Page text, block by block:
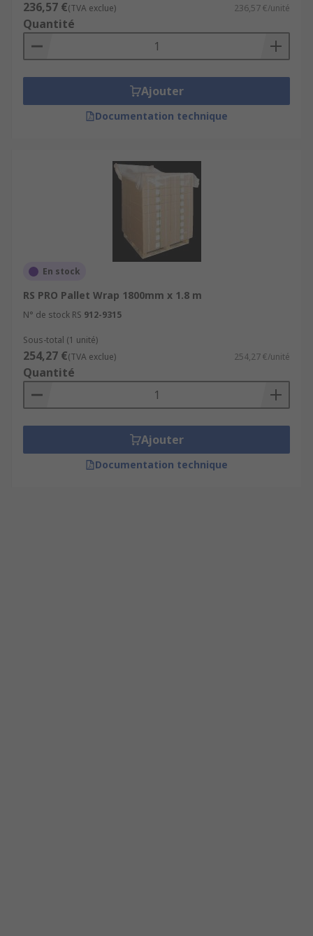
236,57 €(TVA exclue) 236,57 €/unité
Quantité
Ajouter
Documentation technique
En stock
RS PRO Pallet Wrap 1800mm x 1.8 m
N° de stock RS 912-9315
Sous-total (1 unité)
254,27 €(TVA exclue) 254,27 €/unité
Quantité
Ajouter
Documentation technique